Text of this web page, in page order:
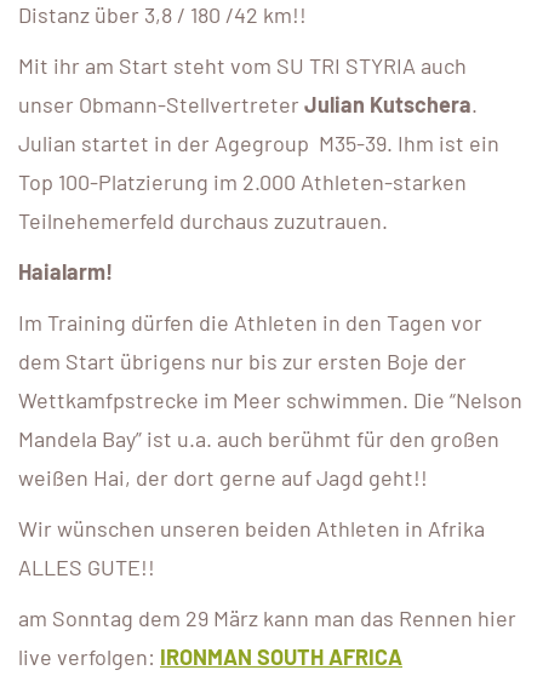
Distanz über 3,8 / 180 /42 km!!
Mit ihr am Start steht vom SU TRI STYRIA auch
unser Obmann-Stellvertreter Julian Kutschera.
Julian startet in der Agegroup M35-39. Ihm ist ein
Top 100-Platzierung im 2.000 Athleten-starken
Teilnehemerfeld durchaus zuzutrauen.
Haialarm!
Im Training dürfen die Athleten in den Tagen vor
dem Start übrigens nur bis zur ersten Boje der
Wettkamfpstrecke im Meer schwimmen. Die “Nelson
Mandela Bay” ist u.a. auch berühmt für den großen
weißen Hai, der dort gerne auf Jagd geht!!
Wir wünschen unseren beiden Athleten in Afrika
ALLES GUTE!!
am Sonntag dem 29 März kann man das Rennen hier
live verfolgen: IRONMAN SOUTH AFRICA